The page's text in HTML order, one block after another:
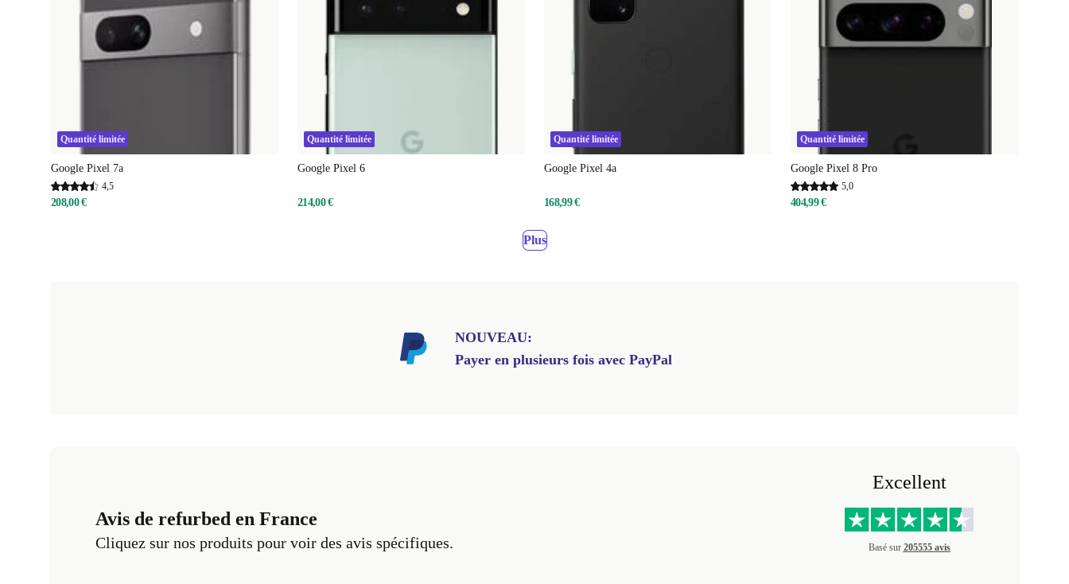
Quantité limitée
Google Pixel 7a
4,5
208,00 €
Quantité limitée
Google Pixel 6
214,00 €
Quantité limitée
Google Pixel 4a
168,99 €
Quantité limitée
Google Pixel 8 Pro
5,0
404,99 €
Plus
NOUVEAU:
Payer en plusieurs fois avec PayPal
Avis de refurbed en France
Cliquez sur nos produits pour voir des avis spécifiques.
Excellent
Basé sur 205555 avis